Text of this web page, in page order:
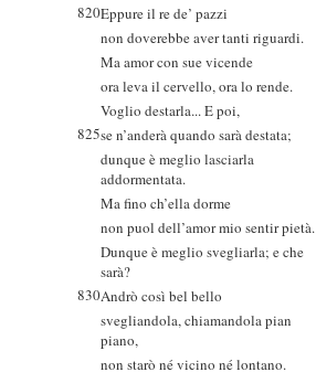
820Eppure il re de’ pazzi
non doverebbe aver tanti riguardi.
Ma amor con sue vicende
ora leva il cervello, ora lo rende.
Voglio destarla... E poi,
825se n’anderà quando sarà destata;
dunque è meglio lasciarla
addormentata.
Ma fino ch’ella dorme
non puol dell’amor mio sentir pietà.
Dunque è meglio svegliarla; e che
sarà?
830Andrò così bel bello
svegliandola, chiamandola pian
piano,
non starò né vicino né lontano.